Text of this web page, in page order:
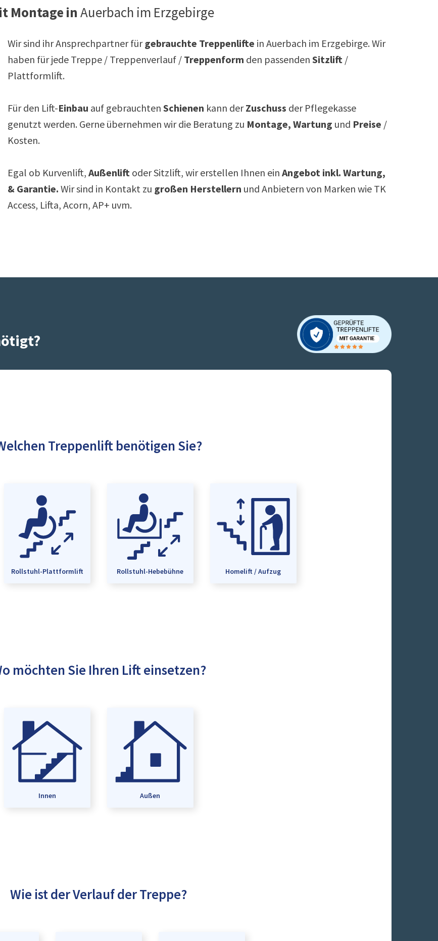
Montage in Auerbach im Erzgebirge
Wir sind ihr Ansprechpartner fürgebrauchte Treppenlifte in Auerbach im Erzgebirge. Wir
haben für jede Treppe / Treppenverlauf / Treppenform den passenden Sitzlift /
Plattformlift.
Für den Lift-Einbau auf gebrauchten Schienen kann derZuschuss der Pflegekasse
genutzt werden. Gerne übernehmen wir die Beratung zu Montage, Wartung und Preise /
Kosten.
Egal ob Kurvenlift, Außenlift oder Sitzlift, wir erstellen Ihnen ein Angebot inkl. Wartung,
& Garantie. Wir sind in Kontakt zu großen Herstellern und Anbietern von Marken wie TK
Access, Lifta, Acorn, AP+ uvm.
Treppenlift benötigen Sie?
Rollstuhl-Plattformlift Rollstuhl-Hebebühne Homelift / Aufzug
möchten Sie Ihren Lift einsetzen?
Innen Außen
Wie ist der Verlauf der Treppe?